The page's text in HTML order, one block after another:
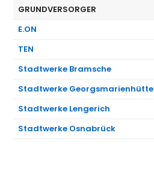
GRUNDVERSORGER
E.ON
TEN
Stadtwerke Bramsche
Stadtwerke Georgsmarienhütte
Stadtwerke Lengerich
Stadtwerke Osnabrück